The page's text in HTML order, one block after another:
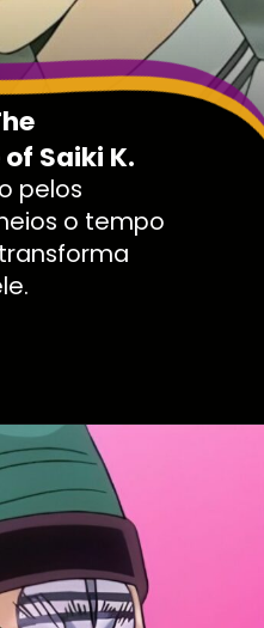
Saiki K.
pelos
o tempo